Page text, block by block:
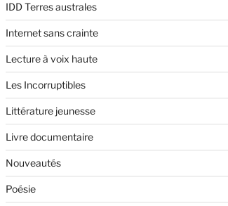
IDD Terres australes
Internet sans crainte
Lecture à voix haute
Les Incorruptibles
Littérature jeunesse
Livre documentaire
Nouveautés
Poésie